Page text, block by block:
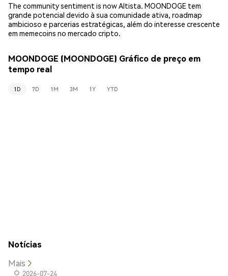
The community sentiment is now Altista. MOONDOGE tem
grande potencial devido à sua comunidade ativa, roadmap
ambicioso e parcerias estratégicas, além do interesse crescente
em memecoins no mercado cripto.
MOONDOGE (MOONDOGE) Gráfico de preço em
tempo real
1D 7D 1M 3M 1Y YTD
Notícias
Mais
2026-07-24